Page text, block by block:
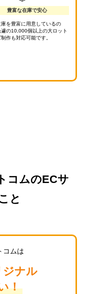
豊富な在庫で安心
庫を豊富に用意しているの
遽の10,000個以上の大ロット
作も対応可能です。
コムのECサ
と
コムは
ジナル
！